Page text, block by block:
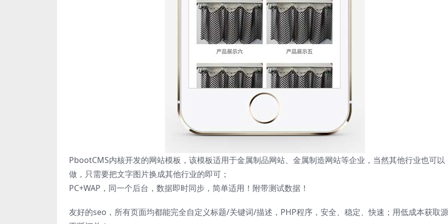
PbootCMS内核开发的网站模板，该模板适用于金属制品网站、金属制造网站等企业，当然其他行业也可以
做，只需要把文字图片换成其他行业的即可；
PC+WAP，同一个后台，数据即时同步，简单适用！附带测试数据！
友好的seo，所有页面均都能完全自定义标题/关键词/描述，PHP程序，安全、稳定、快速；用低成本获取